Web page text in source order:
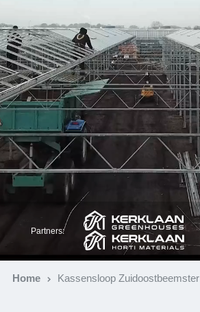
Partners:
Home Kassensloop Zuidoostbeemster